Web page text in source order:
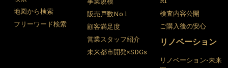
地図から検索
フリーワード検索
販売戸数No.1
顧客満足度
営業スタッフ紹介
未来都市開発×SDGs
検査内容公開
ご購入後の安心
リノベーション
リノベーション-未来